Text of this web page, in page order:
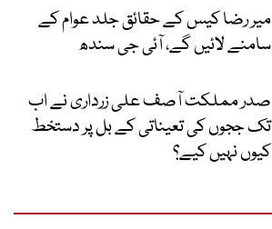
میر رضا کیس کے حقائق جلد عوام کے
سامنے لائیں گے، آئی جی سندھ
صدر مملکت آصف علی زرداری نے اب
تک ججوں کی تعیناتی کے بل پر دستخط
کیوں نہیں کیے؟